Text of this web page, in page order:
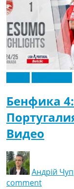
Бенфика
Видео
Андрій
comment